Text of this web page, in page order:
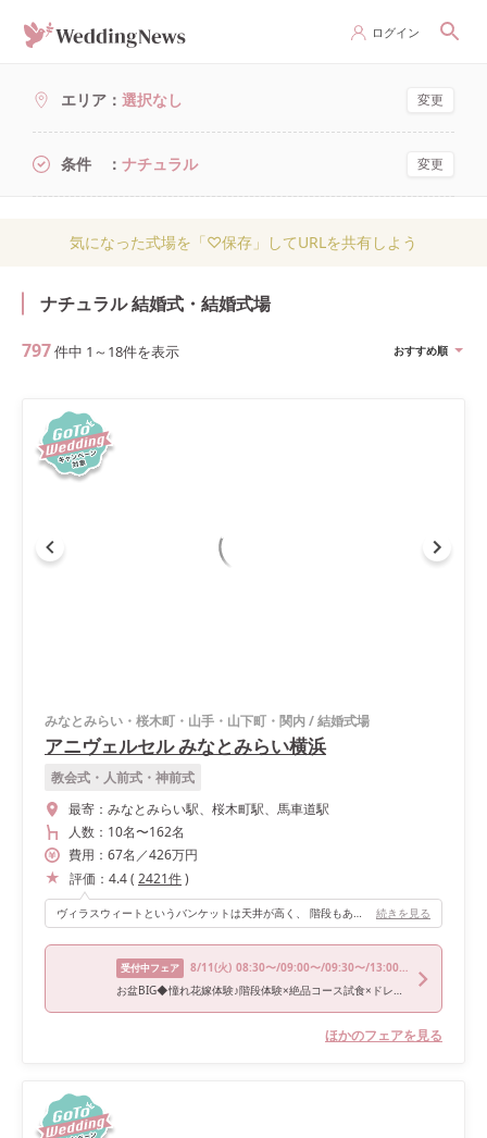
ログイン
エリア 選択なし 変更
条件 ナチュラル 変更
気になった式場を「♡保存」してURLを共有しよう
ナチュラル 結婚式・結婚式場
797件中 1 ～ 18件を表示 おすすめ順
みなとみらい・桜木町・山手・山下町・関内/結婚式場
アニヴェルセル みなとみらい横浜
教会式・人前式・神前式
最寄： みなとみらい駅、桜木町駅、馬車道駅
人数： 10名〜162名
費用： 67名 ／426万円
評価： 4.4( 2421件)
ヴィラスウィートというバンケットは天井が高く、 階段もあり、可愛いのが好きな方にはもってこいな会場です！ 私好みで、夢のような幸せな時間を過ごすことができました。 続きを見る
受付中フェア 8/11(火) 08:30〜/09:00〜/09:30〜/13:00〜/15:00〜
お盆BIG◆憧れ花嫁体験♪階段体験×絶品コース試食×ドレス試着*Amazon1万円＆140万優待
ほかのフェアを見る